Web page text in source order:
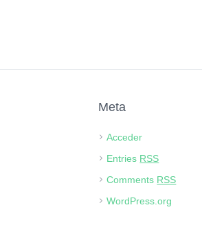
Meta
Acceder
Entries RSS
Comments RSS
WordPress.org